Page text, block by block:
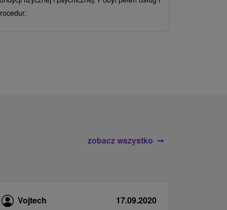
zobacz wszystko
Vojtech 17.09.2020